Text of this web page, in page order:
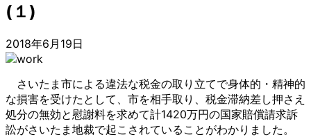
(１)
2018年6月19日
さいたま市による違法な税金の取り立てで身体的・精神的
な損害を受けたとして、市を相手取り、税金滞納差し押さえ
処分の無効と慰謝料を求めて計1420万円の国家賠償請求訴
訟がさいたま地裁で起こされていることがわかりました。